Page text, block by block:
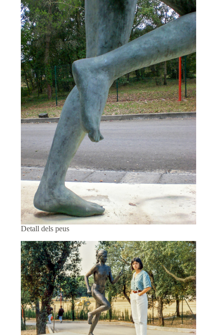
Detall dels peus